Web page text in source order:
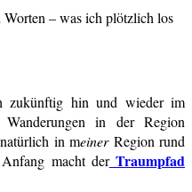
– was ich plötzlich los
zukünftig hin und wieder im
Wanderungen in der Region
in meinerRegion rund
macht derTraumpfad